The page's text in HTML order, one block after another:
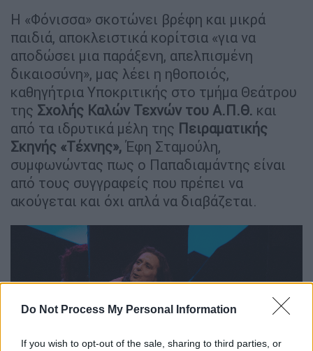
Do Not Process My Personal Information
If you wish to opt-out of the sale, sharing to third parties, or
Η «Φόνισσα» σκοτώνει βρέφη και μικρά
παιδιά, αποκλειστικά κορίτσια «για να
αποδώσει μια παράξενη, απελπισμένη
δικαιοσύνη», μας λέει η ηθοποιός,
καθηγήτρια Υποκριτικής στο τμήμα Θεάτρου
της Σχολής Καλών Τεχνών του Α.Π.Θ. και
από τα ιδρυτικά μέλη της Πειραματικής
Σκηνής «Τέχνης», Έφη Σταμούλη,
συμφωνώντας πως ο Παπαδιαμάντης είναι
από τους συγγραφείς που πρέπει να
ακούγεται και όχι απλά να διαβάζεται.